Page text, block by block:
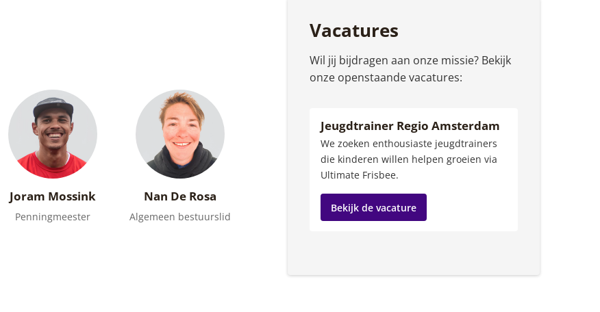
Joram Mossink
Penningmeester
Nan De Rosa
Algemeen bestuurslid
Vacatures
Wil jij bijdragen aan onze missie? Bekijk
onze openstaande vacatures:
Jeugdtrainer Regio Amsterdam
We zoeken enthousiaste jeugdtrainers
die kinderen willen helpen groeien via
Ultimate Frisbee.
Bekijk de vacature